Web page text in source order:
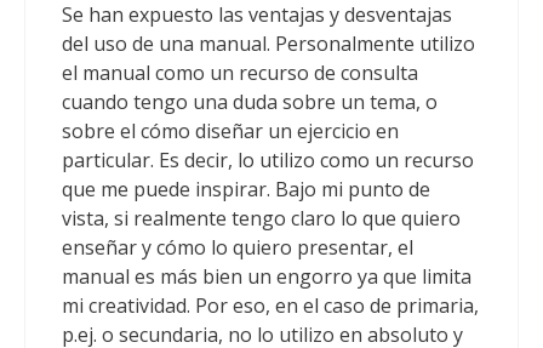
Se han expuesto las ventajas y desventajas
del uso de una manual. Personalmente utilizo
el manual como un recurso de consulta
cuando tengo una duda sobre un tema, o
sobre el cómo diseñar un ejercicio en
particular. Es decir, lo utilizo como un recurso
que me puede inspirar. Bajo mi punto de
vista, si realmente tengo claro lo que quiero
enseñar y cómo lo quiero presentar, el
manual es más bien un engorro ya que limita
mi creatividad. Por eso, en el caso de primaria,
p.ej. o secundaria, no lo utilizo en absoluto y